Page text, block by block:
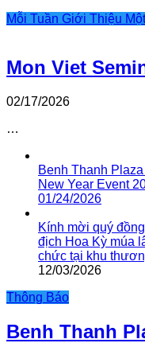
Mỗi Tuần Giới Thiệu
Mon Viet
02/17/2026
…
Benh Thanh
New Year Event
01/24/2026
Kính mời quý
địch Hoa Kỳ múa
chức tại khu
12/03/2026
Thông Báo
Benh Thanh